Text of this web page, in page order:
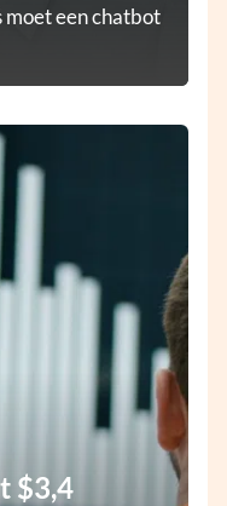
moet een chatbot
$3,4